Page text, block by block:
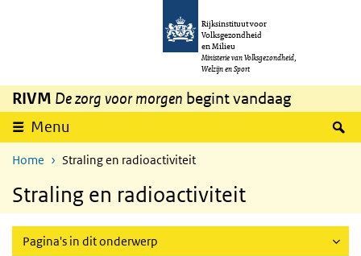
Overslaan en naar de inhoud gaan
Rijksinstituut voor
Volksgezondheid
en Milieu
Ministerie van Volksgezondheid,
Welzijn en Sport
RIVM De zorg voor morgen begint vandaag
Menu
Home Straling en radioactiviteit
Straling en radioactiviteit
Pagina's in dit onderwerp